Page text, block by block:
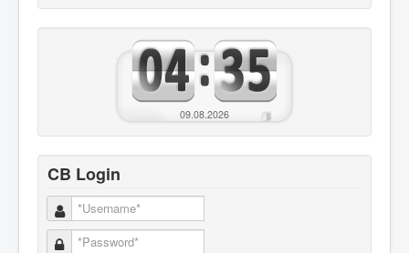
09.08.2026
CB Login